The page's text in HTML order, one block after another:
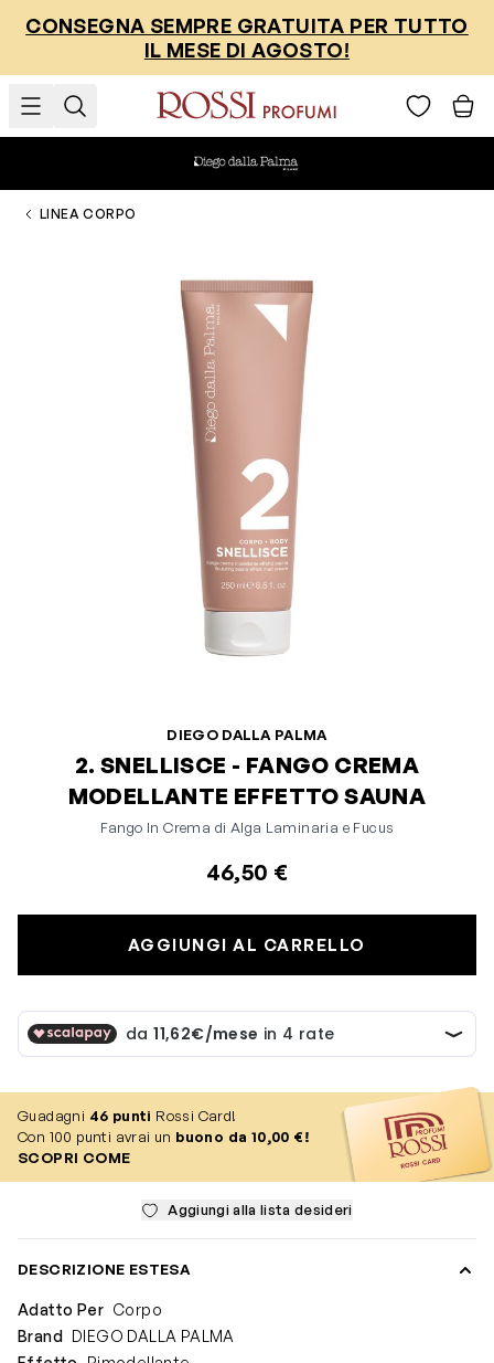
CONSEGNA SEMPRE GRATUITA PER TUTTO
IL MESE DI AGOSTO!
LINEA CORPO
DIEGO DALLA PALMA
2. SNELLISCE - FANGO CREMA
MODELLANTE EFFETTO SAUNA
Fango In Crema di Alga Laminaria e Fucus
46,50 €
AGGIUNGI AL CARRELLO
Guadagni 46 punti Rossi Card!
Con 100 punti avrai un buono da 10,00 €!
SCOPRI COME
Aggiungi alla lista desideri
DESCRIZIONE ESTESA
Adatto Per Corpo
Brand DIEGO DALLA PALMA